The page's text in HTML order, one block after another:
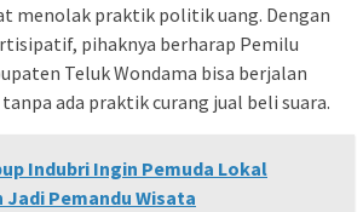
menolak praktik politik uang. Dengan
pihaknya berharap Pemilu
Teluk Wondama bisa berjalan
ada praktik curang jual beli suara.
Indubri Ingin Pemuda Lokal
Pemandu Wisata